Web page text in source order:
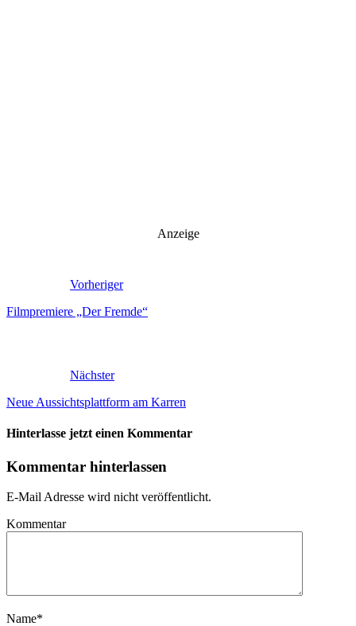
Anzeige
Vorheriger
Filmpremiere „Der Fremde“
Nächster
Neue Aussichtsplattform am Karren
Hinterlasse jetzt einen Kommentar
Kommentar hinterlassen
E-Mail Adresse wird nicht veröffentlicht.
Kommentar
Name*